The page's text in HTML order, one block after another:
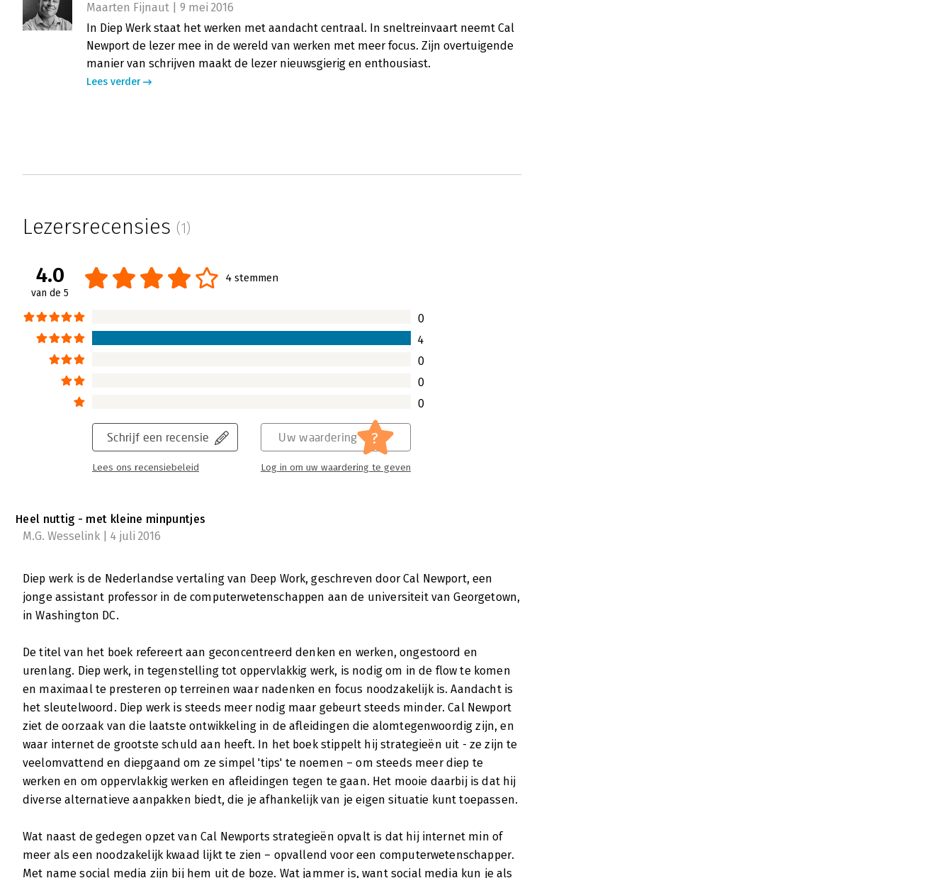
Maarten Fijnaut | 9 mei 2016
In Diep Werk staat het werken met aandacht centraal. In sneltreinvaart neemt Cal
Newport de lezer mee in de wereld van werken met meer focus. Zijn overtuigende
manier van schrijven maakt de lezer nieuwsgierig en enthousiast.
Lees verder
Lezersrecensies (1)
4.0
van de 5
4 stemmen
0
4
0
0
0
Schrijf een recensie
Lees ons recensiebeleid
Uw waardering ?
Log in om uw waardering te geven
Heel nuttig - met kleine minpuntjes
M.G. Wesselink | 4 juli 2016
Diep werk is de Nederlandse vertaling van Deep Work, geschreven door Cal Newport, een
jonge assistant professor in de computerwetenschappen aan de universiteit van Georgetown,
in Washington DC.
De titel van het boek refereert aan geconcentreerd denken en werken, ongestoord en
urenlang. Diep werk, in tegenstelling tot oppervlakkig werk, is nodig om in de flow te komen
en maximaal te presteren op terreinen waar nadenken en focus noodzakelijk is. Aandacht is
het sleutelwoord. Diep werk is steeds meer nodig maar gebeurt steeds minder. Cal Newport
ziet de oorzaak van die laatste ontwikkeling in de afleidingen die alomtegenwoordig zijn, en
waar internet de grootste schuld aan heeft. In het boek stippelt hij strategieën uit - ze zijn te
veelomvattend en diepgaand om ze simpel 'tips' te noemen – om steeds meer diep te
werken en om oppervlakkig werken en afleidingen tegen te gaan. Het mooie daarbij is dat hij
diverse alternatieve aanpakken biedt, die je afhankelijk van je eigen situatie kunt toepassen.
Wat naast de gedegen opzet van Cal Newports strategieën opvalt is dat hij internet min of
meer als een noodzakelijk kwaad lijkt te zien – opvallend voor een computerwetenschapper.
Met name social media zijn bij hem uit de boze. Wat jammer is, want social media kun je als